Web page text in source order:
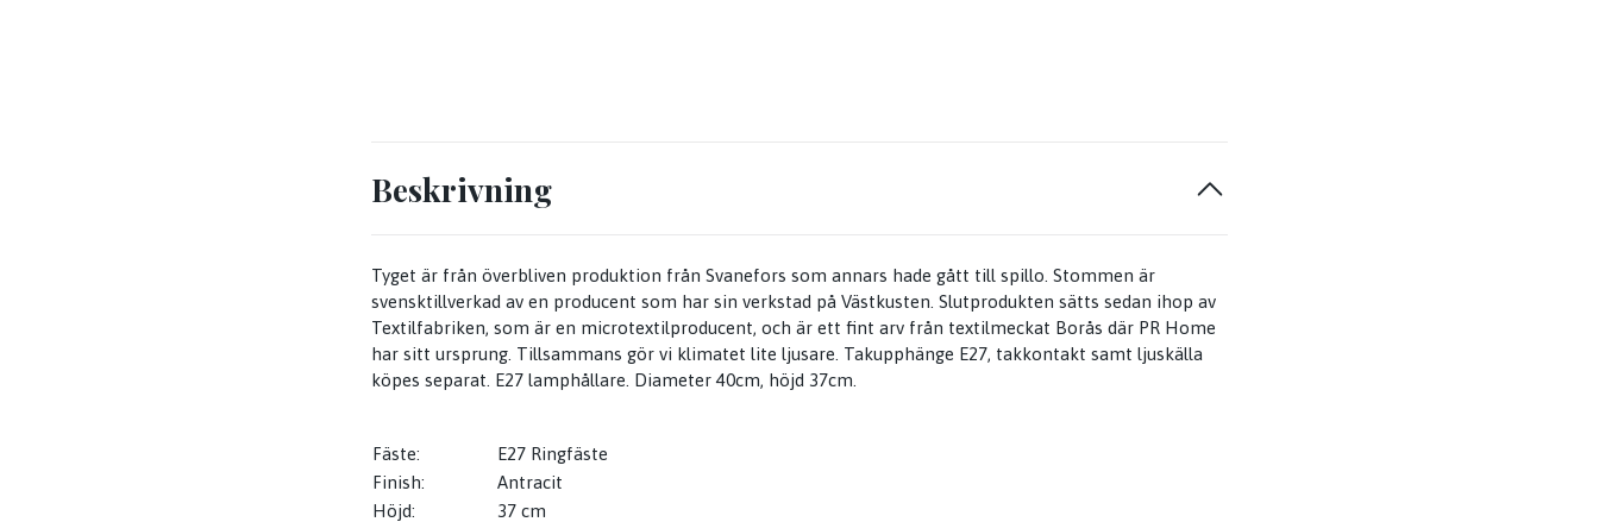
Beskrivning
Tyget är från överbliven produktion från Svanefors som annars hade gått till spillo. Stommen är
svensktillverkad av en producent som har sin verkstad på Västkusten. Slutprodukten sätts sedan ihop av
Textilfabriken, som är en microtextilproducent, och är ett fint arv från textilmeckat Borås där PR Home
har sitt ursprung. Tillsammans gör vi klimatet lite ljusare. Takupphänge E27, takkontakt samt ljuskälla
köpes separat. E27 lamphållare. Diameter 40cm, höjd 37cm.
Fäste:
E27 Ringfäste
Finish:
Antracit
Höjd:
37 cm